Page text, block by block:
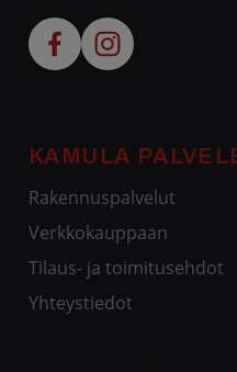
KAMULA
Rakennuspalvelut
Verkkokauppaan
Tilaus- ja toimitusehdot
Yhteystiedot